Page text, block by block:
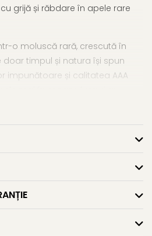
grijă și răbdare în apele rare
o moluscă rară, crescută în
timpul și natura își spun
impunătoare și calitatea AAA
contur.
(aur 585)vine să
detaliu, fără să distragă
femeile care iubesc piesele
și în selecția noastră